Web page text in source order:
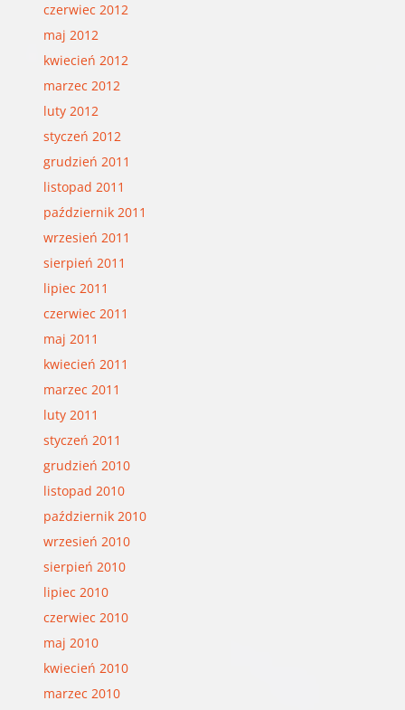
czerwiec 2012
maj 2012
kwiecień 2012
marzec 2012
luty 2012
styczeń 2012
grudzień 2011
listopad 2011
październik 2011
wrzesień 2011
sierpień 2011
lipiec 2011
czerwiec 2011
maj 2011
kwiecień 2011
marzec 2011
luty 2011
styczeń 2011
grudzień 2010
listopad 2010
październik 2010
wrzesień 2010
sierpień 2010
lipiec 2010
czerwiec 2010
maj 2010
kwiecień 2010
marzec 2010